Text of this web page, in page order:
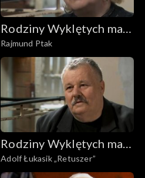
Rodziny Wyklętych mają
głos
Rajmund Ptak
Rodziny Wyklętych mają
głos
Adolf Łukasik „Retuszer”